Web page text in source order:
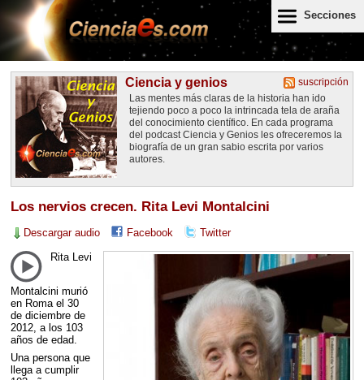
Secciones
suscripción
Ciencia y genios
Las mentes más claras de la historia han ido
tejiendo poco a poco la intrincada tela de araña
del conocimiento científico. En cada programa
del podcast Ciencia y Genios les ofreceremos la
biografía de un gran sabio escrita por varios
autores.
Los nervios crecen. Rita Levi Montalcini
Descargar audio Facebook Twitter
Rita Levi
Montalcini murió
en Roma el 30
de diciembre de
2012, a los 103
años de edad.
Una persona que
llega a cumplir